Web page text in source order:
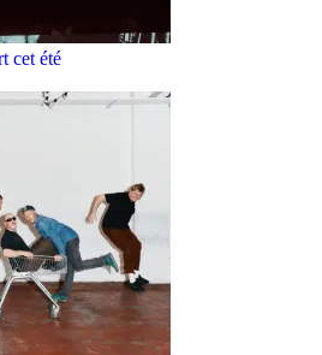
cet été